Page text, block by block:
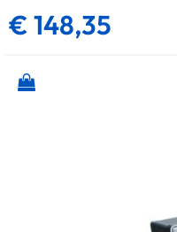
€ 148,35
Quantità